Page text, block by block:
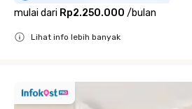
mulai dari Rp2.250.000 /bulan
Lihat info lebih banyak